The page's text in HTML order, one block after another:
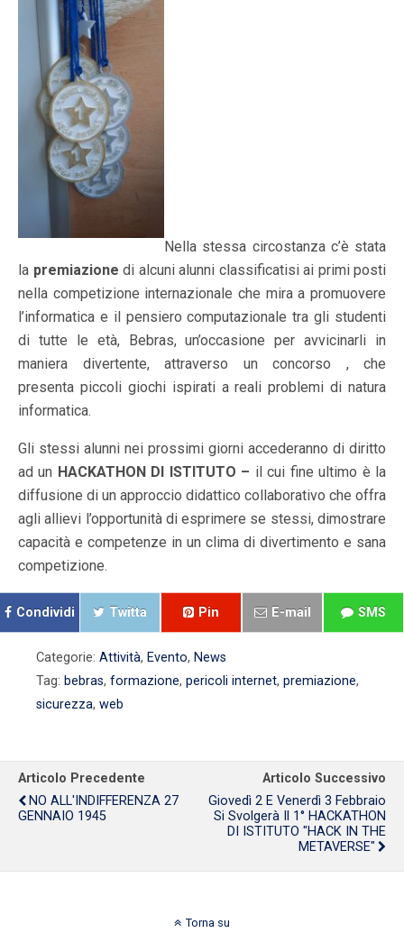
Nella stessa circostanza c’è stata
la premiazione di alcuni alunni classificatisi ai primi posti
nella competizione internazionale che mira a promuovere
l’informatica e il pensiero computazionale tra gli studenti
di tutte le età, Bebras, un’occasione per avvicinarli in
maniera divertente, attraverso un concorso , che
presenta piccoli giochi ispirati a reali problemi di natura
informatica.
Gli stessi alunni nei prossimi giorni accederanno di diritto
ad un HACKATHON DI ISTITUTO – il cui fine ultimo è la
diffusione di un approccio didattico collaborativo che offra
agli allievi l’opportunità di esprimere se stessi, dimostrare
capacità e competenze in un clima di divertimento e sana
competizione.
Condividi Twitta Pin E-mail SMS
Categorie: Attività, Evento, News
Tag: bebras, formazione, pericoli internet, premiazione,
sicurezza, web
Articolo Precedente
NO ALL'INDIFFERENZA 27
GENNAIO 1945
Articolo Successivo
Giovedì 2 E Venerdì 3 Febbraio
Si Svolgerà Il 1° HACKATHON
DI ISTITUTO "HACK IN THE
METAVERSE"
Torna su